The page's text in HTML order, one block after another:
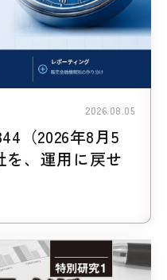
2026.08.05
（2026年8月5
を、運用に戻せ